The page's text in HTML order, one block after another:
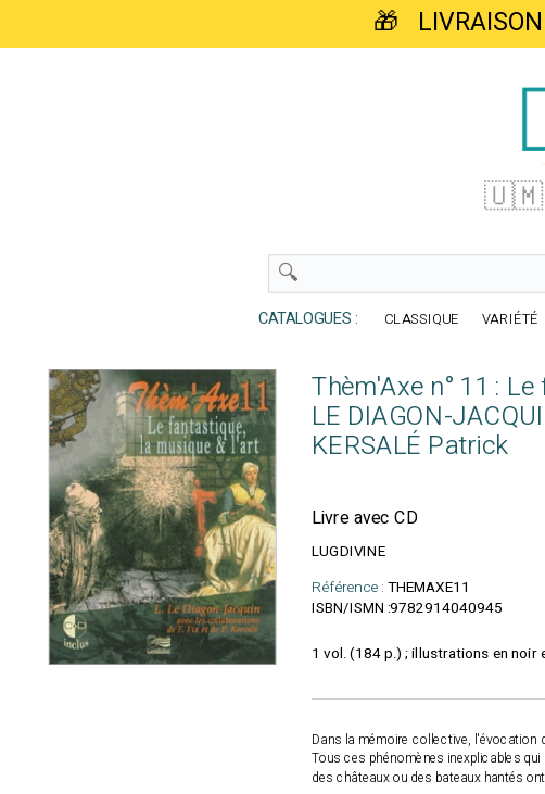
🎁
🇺🇲
CATALOGUES : CLASSIQUE VARIÉTÉ
Thèm'Axe n° 11 :
LE DIAGON-
KERSALÉ Patrick
Livre avec CD
LUGDIVINE
Référence : THEMAXE11
ISBN/ISMN :9782914040945
1 vol. (184 p.) ; illustrations en noir
Dans la mémoire collective, l'évocation
Tous ces phénomènes inexplicables
des châteaux ou des bateaux hantés